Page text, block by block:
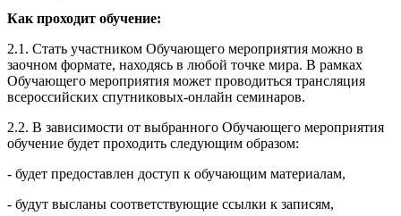
Как проходит обучение:
2.1. Стать участником Обучающего мероприятия можно в
заочном формате, находясь в любой точке мира. В рамках
Обучающего мероприятия может проводиться трансляция
всероссийских спутниковых-онлайн семинаров.
2.2. В зависимости от выбранного Обучающего мероприятия
обучение будет проходить следующим образом:
- будет предоставлен доступ к обучающим материалам,
- будут высланы соответствующие ссылки к записям,